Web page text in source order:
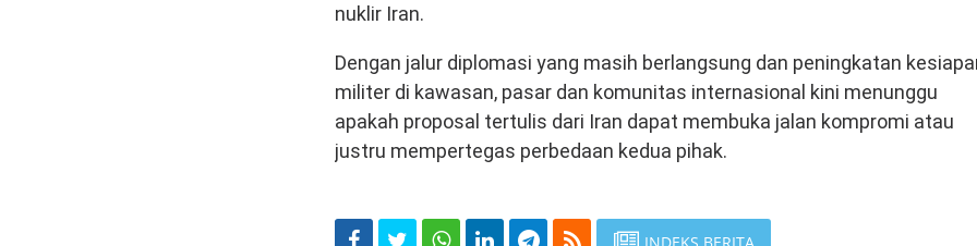
nuklir Iran.
Dengan jalur diplomasi yang masih berlangsung dan peningkatan
militer di kawasan, pasar dan komunitas internasional kini menunggu
apakah proposal tertulis dari Iran dapat membuka jalan kompromi atau
justru mempertegas perbedaan kedua pihak.